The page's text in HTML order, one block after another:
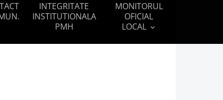
INTEGRITATE
INSTITUTIONALA
PMH
MONITORUL
OFICIAL
LOCAL